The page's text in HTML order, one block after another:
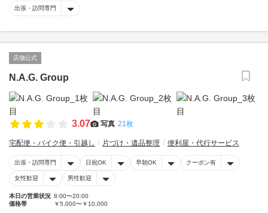
出張・訪問専門
店舗公式
N.A.G. Group
3.07 写真 21枚
宅配便・バイク便・引越し 片づけ・遺品整理 便利屋・代行サービス
出張・訪問専門 日祝OK 早朝OK クーポン有
女性歓迎 男性歓迎
本日の営業状況 8:00〜20:00
価格帯
￥5,000〜￥10,000